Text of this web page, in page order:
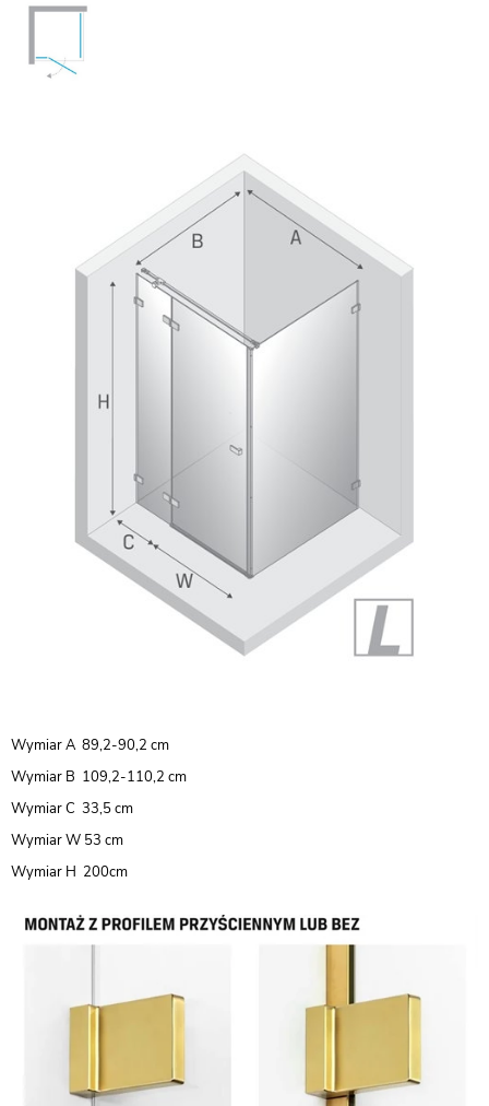
Wymiar A 89,2-90,2 cm
Wymiar B 109,2-110,2 cm
Wymiar C 33,5 cm
Wymiar W 53 cm
Wymiar H 200cm